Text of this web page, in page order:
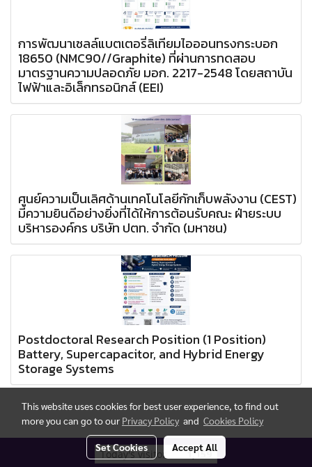
การพัฒนาเซลล์แบตเตอรี่ลิเทียมไอออนทรงกระบอก
18650 (NMC90//Graphite) ที่ผ่านการทดสอบ
มาตรฐานความปลอดภัย มอก. 2217-2548 โดยสถาบัน
ไฟฟ้าและอิเล็กทรอนิกส์ (EEI)
ศูนย์ความเป็นเลิศด้านเทคโนโลยีกักเก็บพลังงาน (CEST)
มีความยินดีอย่างยิ่งที่ได้ให้การต้อนรับคณะ ฝ่ายระบบ
บริหารองค์กร บริษัท ปตท. จำกัด (มหาชน)
Postdoctoral Research Position (1 Position)
Battery, Supercapacitor, and Hybrid Energy
Storage Systems
Today's visitor 1,159
This website uses cookies for best user experience, to find out
more you can go to our Privacy Policy and Cookies Policy
Set Cookies Accept All